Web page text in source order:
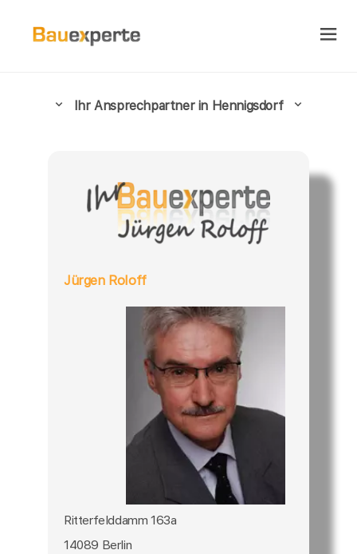
Ihr Ansprechpartner in Hennigsdorf
Jürgen Roloff
Ritterfelddamm 163a
14089 Berlin